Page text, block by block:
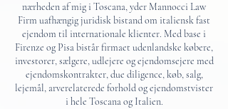
nærheden af mig i Toscana, yder Mannocci Law
Firm uafhængig juridisk bistand om italiensk fast
ejendom til internationale klienter. Med base i
Firenze og Pisa bistår firmaet udenlandske købere,
investorer, sælgere, udlejere og ejendomsejere med
ejendomskontrakter, due diligence, køb, salg,
lejemål, arverelaterede forhold og ejendomstvister
i hele Toscana og Italien.